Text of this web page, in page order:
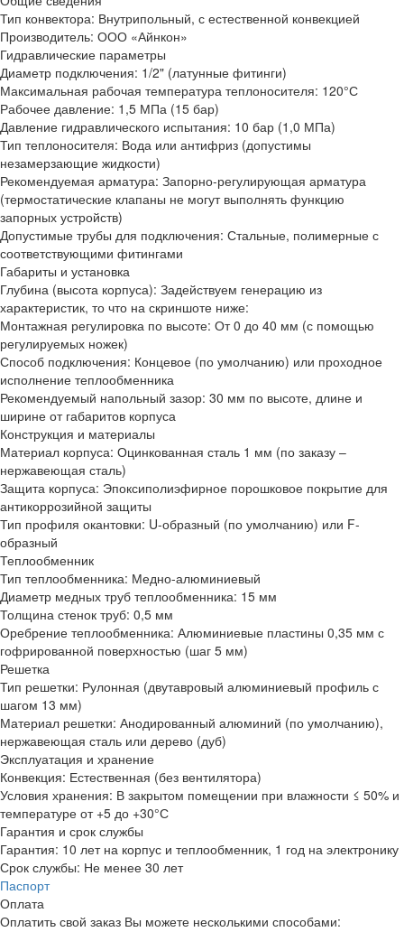
Тип конвектора: Внутрипольный, с естественной конвекцией
Производитель: ООО «Айнкон»
Гидравлические параметры
Диаметр подключения: 1/2" (латунные фитинги)
Максимальная рабочая температура теплоносителя: 120°С
Рабочее давление: 1,5 МПа (15 бар)
Давление гидравлического испытания: 10 бар (1,0 МПа)
Тип теплоносителя: Вода или антифриз (допустимы
незамерзающие жидкости)
Рекомендуемая арматура: Запорно-регулирующая арматура
(термостатические клапаны не могут выполнять функцию
запорных устройств)
Допустимые трубы для подключения: Стальные, полимерные с
соответствующими фитингами
Габариты и установка
Глубина (высота корпуса): Задействуем генерацию из
характеристик, то что на скриншоте ниже:
Монтажная регулировка по высоте: От 0 до 40 мм (с помощью
регулируемых ножек)
Способ подключения: Концевое (по умолчанию) или проходное
исполнение теплообменника
Рекомендуемый напольный зазор: 30 мм по высоте, длине и
ширине от габаритов корпуса
Конструкция и материалы
Материал корпуса: Оцинкованная сталь 1 мм (по заказу –
нержавеющая сталь)
Защита корпуса: Эпоксиполиэфирное порошковое покрытие для
антикоррозийной защиты
Тип профиля окантовки: U-образный (по умолчанию) или F-
образный
Теплообменник
Тип теплообменника: Медно-алюминиевый
Диаметр медных труб теплообменника: 15 мм
Толщина стенок труб: 0,5 мм
Оребрение теплообменника: Алюминиевые пластины 0,35 мм с
гофрированной поверхностью (шаг 5 мм)
Решетка
Тип решетки: Рулонная (двутавровый алюминиевый профиль с
шагом 13 мм)
Материал решетки: Анодированный алюминий (по умолчанию),
нержавеющая сталь или дерево (дуб)
Эксплуатация и хранение
Конвекция: Естественная (без вентилятора)
Условия хранения: В закрытом помещении при влажности ≤ 50% и
температуре от +5 до +30°С
Гарантия и срок службы
Гарантия: 10 лет на корпус и теплообменник, 1 год на электронику
Срок службы: Не менее 30 лет
Паспорт
Оплата
Оплатить свой заказ Вы можете несколькими способами: